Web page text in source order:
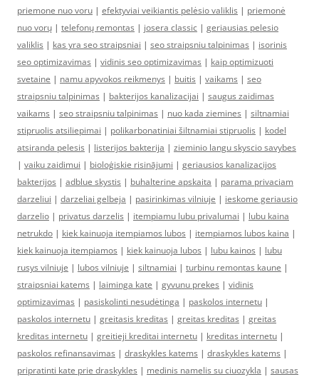
priemone nuo voru | efektyviai veikiantis pelėsio valiklis | priemonė
nuo vorų | telefonų remontas | josera classic | geriausias pelesio
valiklis | kas yra seo straipsniai | seo straipsniu talpinimas | isorinis
seo optimizavimas | vidinis seo optimizavimas | kaip optimizuoti
svetaine | namu apyvokos reikmenys | buitis | vaikams | seo
straipsniu talpinimas | bakterijos kanalizacijai | saugus zaidimas
vaikams | seo straipsniu talpinimas | nuo kada ziemines | siltnamiai
stipruolis atsiliepimai | polikarbonatiniai šiltnamiai stipruolis | kodel
atsiranda pelesis | listerijos bakterija | zieminio langu skyscio savybes
| vaiku zaidimui | bioloģiskie risinājumi | geriausios kanalizacijos
bakterijos | adblue skystis | buhalterine apskaita | parama privaciam
darzeliui | darzeliai gelbeja | pasirinkimas vilniuje | ieskome geriausio
darzelio | privatus darzelis | itempiamu lubu privalumai | lubu kaina
netrukdo | kiek kainuoja itempiamos lubos | itempiamos lubos kaina |
kiek kainuoja itempiamos | kiek kainuoja lubos | lubu kainos | lubu
rusys vilniuje | lubos vilniuje | siltnamiai | turbinu remontas kaune |
straipsniai katems | laiminga kate | gyvunu prekes | vidinis
optimizavimas | pasiskolinti nesudėtinga | paskolos internetu |
paskolos internetu | greitasis kreditas | greitas kreditas | greitas
kreditas internetu | greitieji kreditai internetu | kreditas internetu |
paskolos refinansavimas | draskykles katems | draskykles katems |
pripratinti kate prie draskykles | medinis namelis su ciuozykla | sausas